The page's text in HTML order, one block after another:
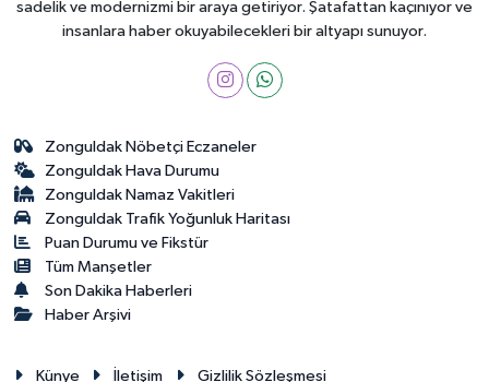
sadelik ve modernizmi bir araya getiriyor. Şatafattan kaçınıyor ve
insanlara haber okuyabilecekleri bir altyapı sunuyor.
Zonguldak Nöbetçi Eczaneler
Zonguldak Hava Durumu
Zonguldak Namaz Vakitleri
Zonguldak Trafik Yoğunluk Haritası
Puan Durumu ve Fikstür
Tüm Manşetler
Son Dakika Haberleri
Haber Arşivi
Künye İletişim Gizlilik Sözleşmesi